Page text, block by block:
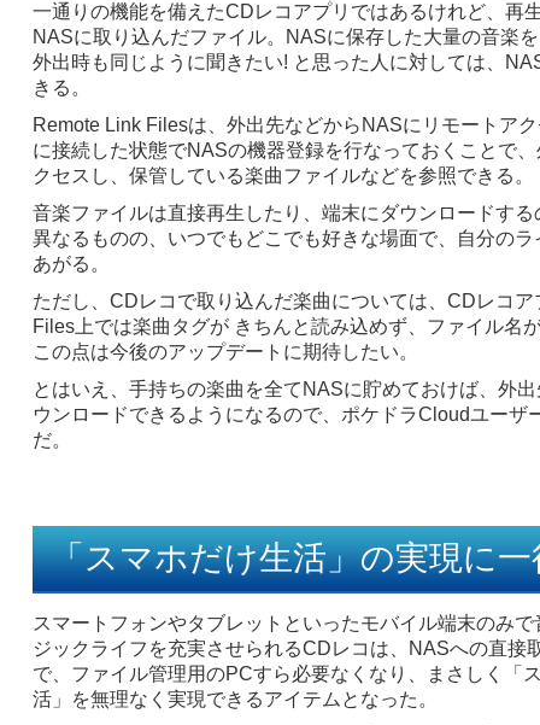
一通りの機能を備えたCDレコアプリではあるけれど、再
NASに取り込んだファイル。NASに保存した大量の音楽
外出時も同じように聞きたい! と思った人に対しては、
きる。
Remote Link Filesは、外出先などからNASにリモートア
に接続した状態でNASの機器登録を行なっておくことで
クセスし、保管している楽曲ファイルなどを参照できる。
音楽ファイルは直接再生したり、端末にダウンロードす
異なるものの、いつでもどこでも好きな場面で、自分の
あがる。
ただし、CDレコで取り込んだ楽曲については、CDレコ
Files上では楽曲タグが きちんと読み込めず、ファイル名
この点は今後のアップデートに期待したい。
とはいえ、手持ちの楽曲を全てNASに貯めておけば、外
ウンロードできるようになるので、ポケドラCloudユーザ
だ。
「スマホだけ生活」の実現に
スマートフォンやタブレットといったモバイル端末のみ
ジックライフを充実させられるCDレコは、NASへの直接
で、ファイル管理用のPCすら必要なくなり、まさしく「
活」を無理なく実現できるアイテムとなった。